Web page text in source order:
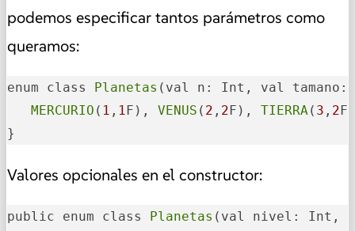
podemos especificar tantos parámetros como
queramos:
enum class Planetas (val n: Int, val
MERCURIO ( 1 , 1F), VENUS ( 2 , 2F), TIERRA( 3 , 2
}
Valores opcionales en el constructor:
public enum class Planetas (val nivel: Int,